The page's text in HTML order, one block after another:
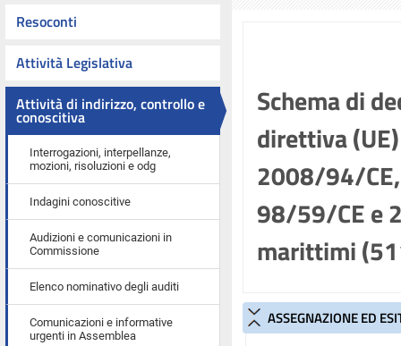
Resoconti
Attività Legislativa
Attività di indirizzo, controllo e
conoscitiva
Interrogazioni, interpellanze,
mozioni, risoluzioni e odg
Indagini conoscitive
Audizioni e comunicazioni in
Commissione
Elenco nominativo degli auditi
Comunicazioni e informative
urgenti in Assemblea
Schema di
direttiva
2008/94/
98/59/CE e
marittimi
ASSEGNAZIONE ED